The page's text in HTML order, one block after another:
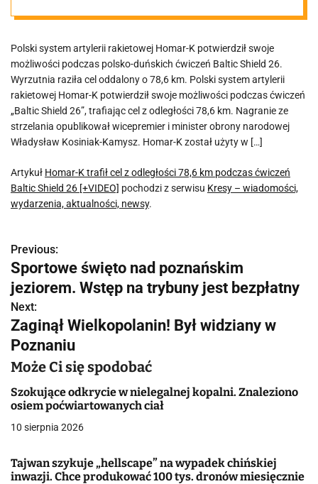
ćwiczeń Baltic
Shield 26
[+VIDEO]
Polski system artylerii rakietowej Homar-K potwierdził swoje
możliwości podczas polsko-duńskich ćwiczeń Baltic Shield 26.
Wyrzutnia raziła cel oddalony o 78,6 km. Polski system artylerii
rakietowej Homar-K potwierdził swoje możliwości podczas ćwiczeń
„Baltic Shield 26”, trafiając cel z odległości 78,6 km. Nagranie ze
strzelania opublikował wicepremier i minister obrony narodowej
Władysław Kosiniak-Kamysz. Homar-K został użyty w […]
Artykuł Homar-K trafił cel z odległości 78,6 km podczas ćwiczeń
Baltic Shield 26 [+VIDEO] pochodzi z serwisu Kresy – wiadomości,
wydarzenia, aktualności, newsy.
N
a
w
i
g
a
c
a
Previous:
Sportowe święto nad poznańskim
jeziorem. Wstęp na trybuny jest bezpłatny
Next:
Zaginął Wielkopolanin! Był widziany w
Poznaniu
Może Ci się spodobać
Szokujące odkrycie w nielegalnej kopalni. Znaleziono
osiem poćwiartowanych ciał
10 sierpnia 2026
Tajwan szykuje „hellscape” na wypadek chińskiej
inwazji. Chce produkować 100 tys. dronów miesięcznie